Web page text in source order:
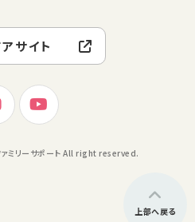
サイト
ァミリーサポート All right reserved.
上部へ戻る